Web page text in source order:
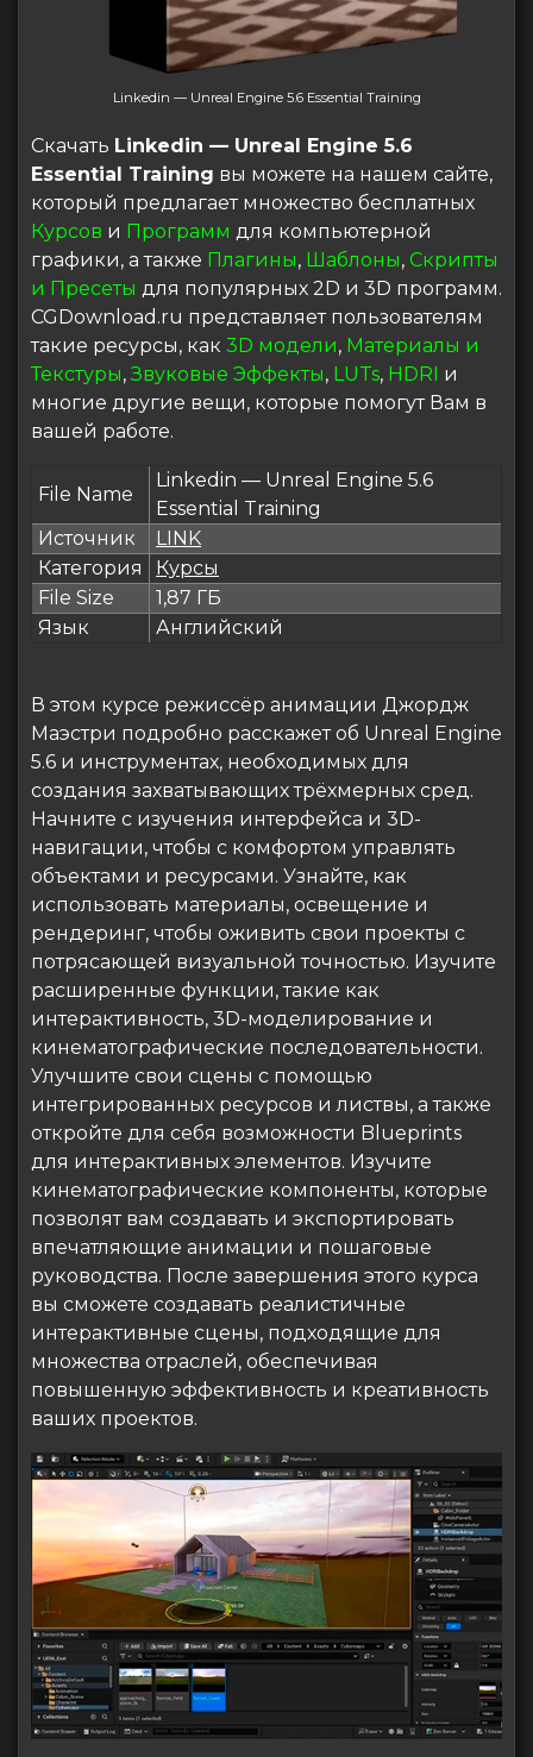
Linkedin — Unreal Engine 5.6 Essential Training
Скачать Linkedin — Unreal Engine 5.6
Essential Training вы можете на нашем сайте,
который предлагает множество бесплатных
Курсов и Программ для компьютерной
графики, а также Плагины, Шаблоны, Скрипты
и Пресеты для популярных 2D и 3D программ.
CGDownload.ru представляет пользователям
такие ресурсы, как 3D модели, Материалы и
Текстуры,Звуковые Эффекты, LUTs, HDRI и
многие другие вещи, которые помогут Вам в
вашей работе.
File Name
Linkedin — Unreal Engine 5.6
Essential Training
Источник
LINK
Категория
Курсы
File Size
1,87 ГБ
Язык
Английский
В этом курсе режиссёр анимации Джордж
Маэстри подробно расскажет об Unreal Engine
5.6 и инструментах, необходимых для
создания захватывающих трёхмерных сред.
Начните с изучения интерфейса и 3D-
навигации, чтобы с комфортом управлять
объектами и ресурсами. Узнайте, как
использовать материалы, освещение и
рендеринг, чтобы оживить свои проекты с
потрясающей визуальной точностью. Изучите
расширенные функции, такие как
интерактивность, 3D-моделирование и
кинематографические последовательности.
Улучшите свои сцены с помощью
интегрированных ресурсов и листвы, а также
откройте для себя возможности Blueprints
для интерактивных элементов. Изучите
кинематографические компоненты, которые
позволят вам создавать и экспортировать
впечатляющие анимации и пошаговые
руководства. После завершения этого курса
вы сможете создавать реалистичные
интерактивные сцены, подходящие для
множества отраслей, обеспечивая
повышенную эффективность и креативность
ваших проектов.